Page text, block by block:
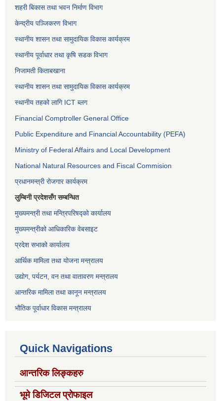
शहरी बिकास तथा भवन निर्माण विभाग
केन्द्रीय पञ्जिकरण विभाग
स्थानीय शासन तथा सामुदायिक विकास कार्यक्रम
स्थानीय पूर्वाधार तथा कृषि सडक विभाग
निजामती किताबखाना
स्थानीय शासन तथा सामुदायिक विकास कार्यक्रम
स्थानीय तहको लागि ICT ब्लग
Financial Comptroller General Office
Public Expenditure and Financial Accountability (PEFA)
Ministry of Federal Affairs and Local Development
National Natural Resources and Fiscal Commision
प्रधानमन्त्री रोजगार कार्यक्रम
लुम्बिनी प्रदेशसँग सम्बन्धित
मुख्यमन्त्री तथा मन्त्रिपरिषद्को कार्यालय
मुख्यमन्त्रीको आधिकारिक वेबसाइट
प्रदेश सभाको कार्यालय
आर्थिक मामिला तथा योजना मन्त्रालय
उद्योग, पर्यटन, वन तथा वातावरण मन्त्रालय
आन्तरिक मामिला तथा कानून मन्त्रालय
भौतिक पूर्वाधार विकास मन्त्रालय
Quick Navigations
आन्तरिक लिङ्कहरु
भूमे डिजिटल प्रोफाइल